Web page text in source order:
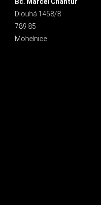
Dlouhá 1458/8
789 85
Mohelnice